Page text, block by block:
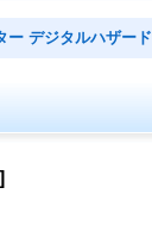
ー デジタルハザード